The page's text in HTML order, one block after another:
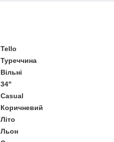
Tello
Туреччина
Вільні
34"
Casual
Коричневий
Літо
Льон